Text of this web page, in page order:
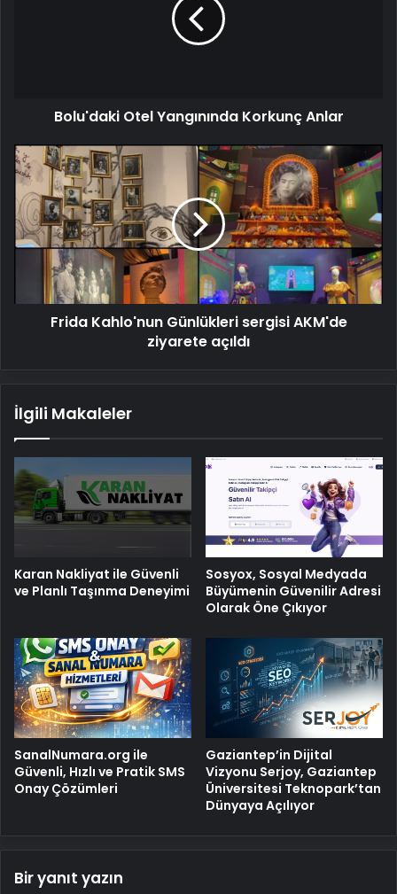
Bolu'daki Otel Yangınında Korkunç Anlar
Frida
Kahlo'nun
Günlükleri
sergisi
AKM'de
ziyarete
Frida Kahlo'nun Günlükleri sergisi AKM'de
ziyarete açıldı
İlgili Makaleler
Karan Nakliyat ile Güvenli
ve Planlı Taşınma Deneyimi
Sosyox, Sosyal Medyada
Büyümenin Güvenilir Adresi
Olarak Öne Çıkıyor
SanalNumara.org ile
Güvenli, Hızlı ve Pratik SMS
Onay Çözümleri
Gaziantep’in Dijital
Vizyonu Serjoy, Gaziantep
Üniversitesi Teknopark’tan
Dünyaya Açılıyor
Bir yanıt yazın